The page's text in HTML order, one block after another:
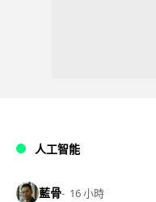
人工智能
藍骨 16 小時